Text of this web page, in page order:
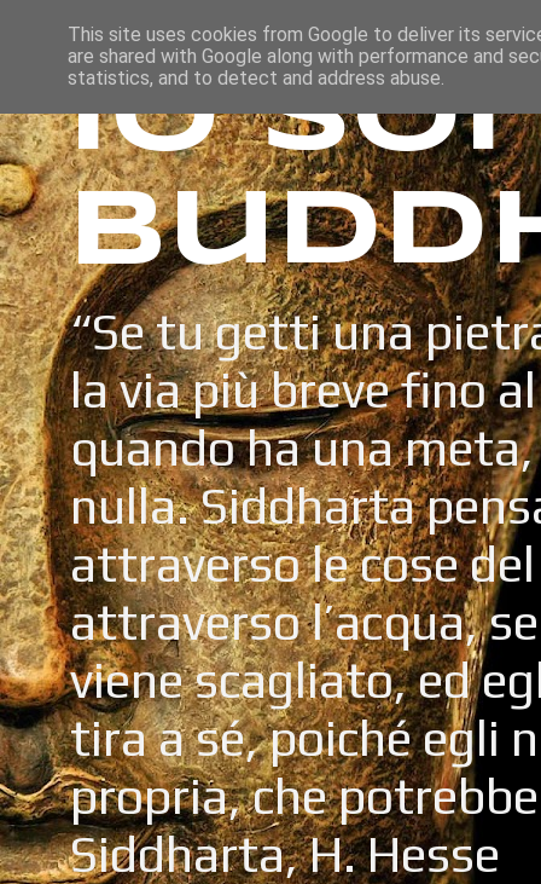
Io
“Se tu getti una
la via più breve fino
quando ha una
nulla. Siddharta
attraverso le cose
attraverso l’acqua,
viene scagliato, ed
tira a sé, poiché egli
propria, che
Siddharta, H. Hesse
This site uses cookies from Google to deliver its
are shared with Google along with performance and
statistics, and to detect and address abuse.